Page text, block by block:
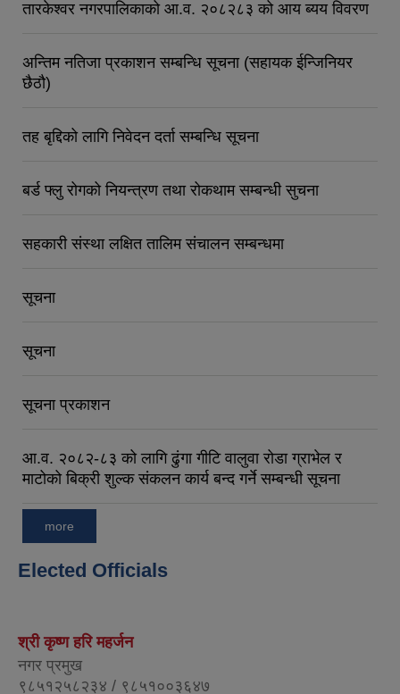
तारकेश्वर नगरपालिकाको आ.व. २०८२८३ को आय ब्यय विवरण
अन्तिम नतिजा प्रकाशन सम्बन्धि सूचना (सहायक ईन्जिनियर
छैठौ)
तह बृद्दिको लागि निवेदन दर्ता सम्बन्धि सूचना
बर्ड फ्लु रोगको नियन्त्रण तथा रोकथाम सम्बन्धी सुचना
सहकारी संस्था लक्षित तालिम संचालन सम्बन्धमा
सूचना
सूचना
सूचना प्रकाशन
आ.व. २०८२-८३ को लागि ढुंगा गीटि वालुवा रोडा ग्राभेल र
माटोको बिक्री शुल्क संकलन कार्य बन्द गर्ने सम्बन्धी सूचना
more
Elected Officials
श्री कृष्ण हरि महर्जन
नगर प्रमुख
९८५१२५८२३४ / ९८५१००३६४७